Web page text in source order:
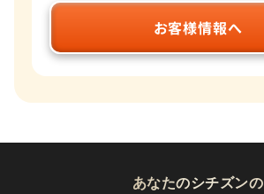
お客様情報へ
あなたのシチズンの